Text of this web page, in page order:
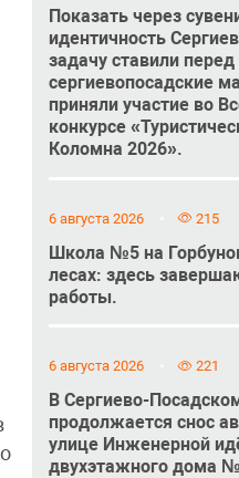
Показать через
идентичность
задачу ставили перед
сергиевопосадские
приняли участие во
конкурсе
Коломна 2026».
6 августа 2026 215
Школа №5 на
лесах: здесь
работы.
6 августа 2026 221
В Сергиево-
продолжается снос
улице Инженерной
двухэтажного дома